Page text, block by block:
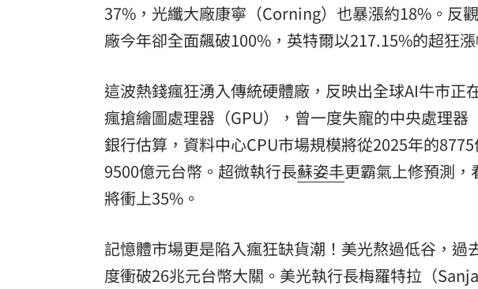
37%，光纖大廠康寧（Corning）也暴漲約18%。反
廠今年卻全面飆破100%，英特爾以217.15%的超狂
這波熱錢瘋狂湧入傳統硬體廠，反映出全球AI牛市正
瘋搶繪圖處理器（GPU），曾一度失寵的中央處理
銀行估算，資料中心CPU市場規模將從2025年的
9500億元台幣。超微執行長蘇姿丰更霸氣上修預測，
將衝上35%。
記憶體市場更是陷入瘋狂缺貨潮！美光熬過低谷，
度衝破26兆元台幣大關。美光執行長梅羅特拉（